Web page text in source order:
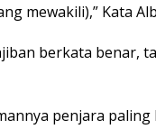
mewakili),” Kata
berkata benar,
penjara paling